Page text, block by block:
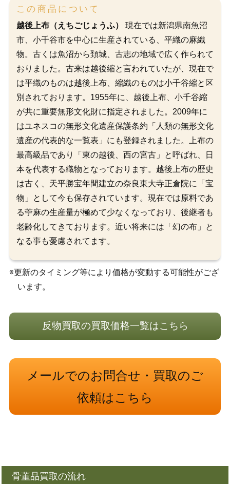
この商品について
越後上布（えちごじょうふ）
現在では新潟県南魚沼
市、小千谷市を中心に生産されている、平織の麻織
物。古くは魚沼から頚城、古志の地域で広く作られて
おりました。古来は越後縮と言われていたが、現在で
は平織のものは越後上布、縮織のものは小千谷縮と区
別されております。1955年に、越後上布、小千谷縮
が共に重要無形文化財に指定されました。2009年に
はユネスコの無形文化遺産保護条約「人類の無形文化
遺産の代表的な一覧表」にも登録されました。上布の
最高級品であり「東の越後、西の宮古」と呼ばれ、日
本を代表する織物となっております。越後上布の歴史
は古く、天平勝宝年間建立の奈良東大寺正倉院に「宝
物」として今も保存されています。現在では原料であ
る苧麻の生産量が極めて少なくなっており、後継者も
老齢化してきております。近い将来には「幻の布」と
なる事も憂慮されてます。
※更新のタイミング等により価格が変動する可能性がござ
います。
反物買取の買取価格一覧はこちら
メールでのお問合せ・買取のご
依頼はこちら
骨董品買取の流れ